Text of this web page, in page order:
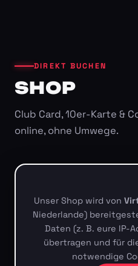
DIREKT BUCHEN
SHOP
Club Card, 10er-Karte &
online, ohne Umwege.
Unser Shop wird von
Niederlande)
Daten (z. B. eure IP-
übertragen und für
notwendige